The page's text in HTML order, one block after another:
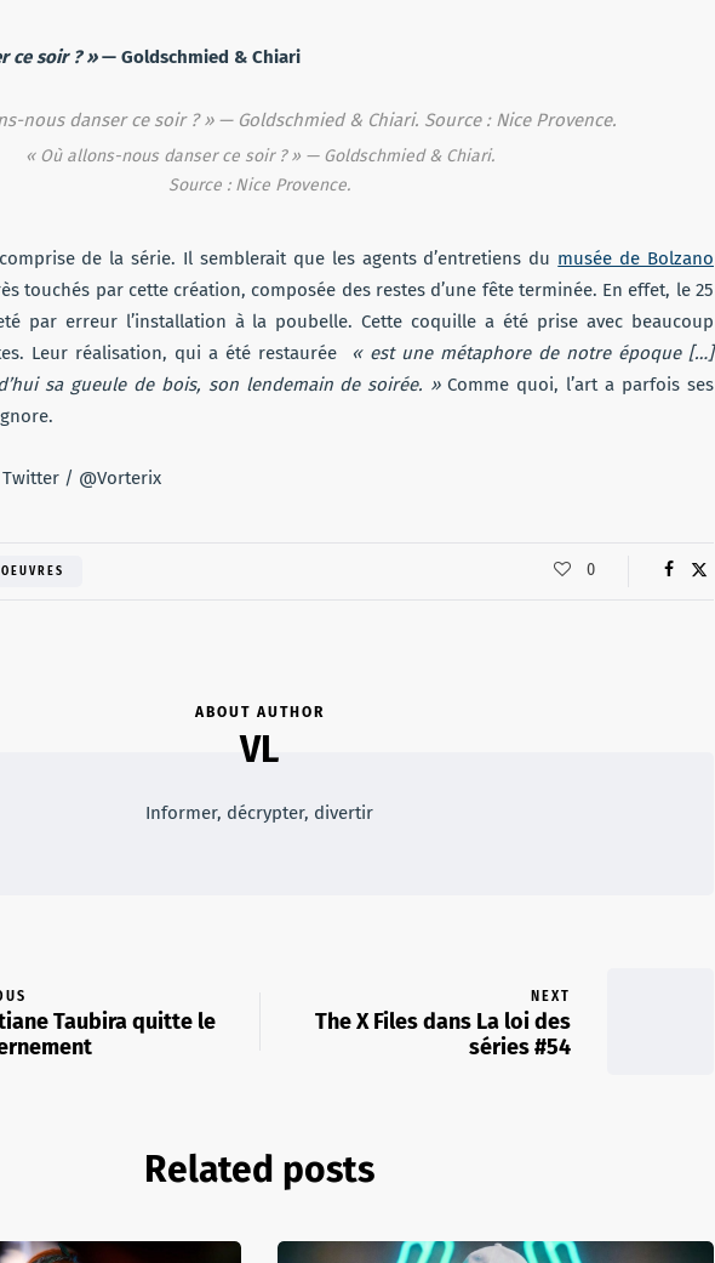
ce soir ? »— Goldschmied & Chiari
« Où allons-nous danser ce soir ? » — Goldschmied & Chiari.
Source : Nice Provence.
de la série. Il semblerait que les agents d’entretiens du musée de Bolzano
touchés par cette création, composée des restes d’une fête terminée. En effet, le 25
par erreur l’installation à la poubelle. Cette coquille a été prise avec beaucoup
Leur réalisation, qui a été restaurée
« est une métaphore de notre époque […]
sa gueule de bois, son lendemain de soirée. »Comme quoi, l’art a parfois ses
Twitter / @Vorterix
OEUVRES 0
ABOUT AUTHOR
VL
Informer, décrypter, divertir
Taubira quitte le
NEXT
The X Files dans La loi des
séries #54
Related posts